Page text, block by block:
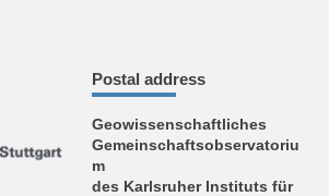
Postal address
Geowissenschaftliches
Gemeinschaftsobservatoriu
m
des Karlsruher Instituts für